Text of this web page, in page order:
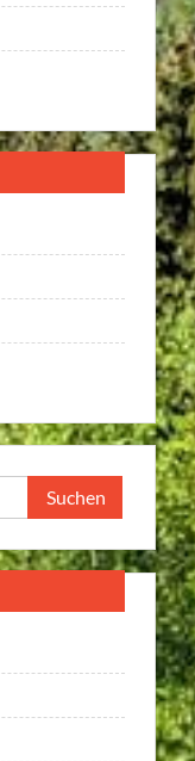
Suchen
nach: